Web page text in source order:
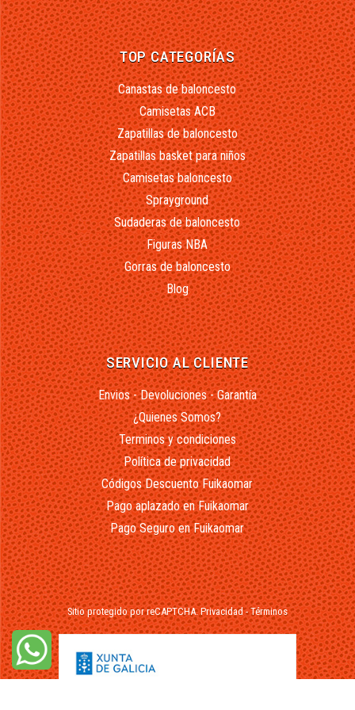
TOP CATEGORÍAS
Canastas de baloncesto
Camisetas ACB
Zapatillas de baloncesto
Zapatillas basket para niños
Camisetas baloncesto
Sprayground
Sudaderas de baloncesto
Figuras NBA
Gorras de baloncesto
Blog
SERVICIO AL CLIENTE
Envios - Devoluciones - Garantía
¿Quienes Somos?
Terminos y condiciones
Política de privacidad
Códigos Descuento Fuikaomar
Pago aplazado en Fuikaomar
Pago Seguro en Fuikaomar
Sitio protegido por reCAPTCHA.Privacidad-Términos